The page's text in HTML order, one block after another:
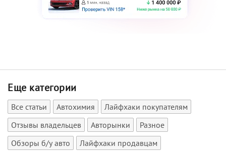
Еще категории
Все статьи Автохимия
Лайфхаки покупателям
Отзывы владельцев
Авторынки
Разное
Обзоры б/у авто
Лайфхаки продавцам